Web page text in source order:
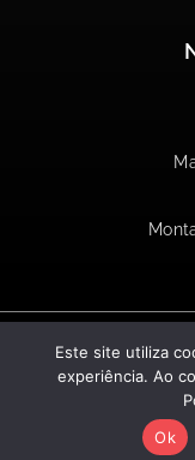
Copyright ©
Este site utiliza
experiência. Ao
Ok